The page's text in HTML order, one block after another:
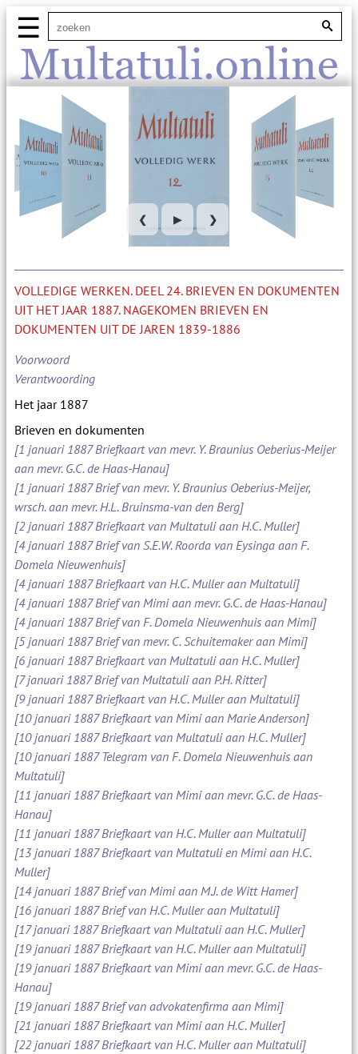
Multatuli.online
☰
❮ ▶ ❯
VOLLEDIGE WERKEN. DEEL 24. BRIEVEN EN DOKUMENTEN
UIT HET JAAR 1887. NAGEKOMEN BRIEVEN EN
DOKUMENTEN UIT DE JAREN 1839-1886
Voorwoord
Verantwoording
Het jaar 1887
Brieven en dokumenten
[1 januari 1887 Briefkaart van mevr. Y. Braunius Oeberius-Meijer
aan mevr. G.C. de Haas-Hanau]
[1 januari 1887 Brief van mevr. Y. Braunius Oeberius-Meijer,
wrsch. aan mevr. H.L. Bruinsma-van den Berg]
[2 januari 1887 Briefkaart van Multatuli aan H.C. Muller]
[4 januari 1887 Brief van S.E.W. Roorda van Eysinga aan F.
Domela Nieuwenhuis]
[4 januari 1887 Briefkaart van H.C. Muller aan Multatuli]
[4 januari 1887 Brief van Mimi aan mevr. G.C. de Haas-Hanau]
[4 januari 1887 Brief van F. Domela Nieuwenhuis aan Mimi]
[5 januari 1887 Brief van mevr. C. Schuitemaker aan Mimi]
[6 januari 1887 Briefkaart van Multatuli aan H.C. Muller]
[7 januari 1887 Brief van Multatuli aan P.H. Ritter]
[9 januari 1887 Briefkaart van H.C. Muller aan Multatuli]
[10 januari 1887 Briefkaart van Mimi aan Marie Anderson]
[10 januari 1887 Briefkaart van Multatuli aan H.C. Muller]
[10 januari 1887 Telegram van F. Domela Nieuwenhuis aan
Multatuli]
[11 januari 1887 Briefkaart van Mimi aan mevr. G.C. de Haas-
Hanau]
[11 januari 1887 Briefkaart van H.C. Muller aan Multatuli]
[13 januari 1887 Briefkaart van Multatuli en Mimi aan H.C.
Muller]
[14 januari 1887 Brief van Mimi aan M.J. de Witt Hamer]
[16 januari 1887 Brief van H.C. Muller aan Multatuli]
[17 januari 1887 Briefkaart van Multatuli aan H.C. Muller]
[19 januari 1887 Briefkaart van H.C. Muller aan Multatuli]
[19 januari 1887 Briefkaart van Mimi aan mevr. G.C. de Haas-
Hanau]
[19 januari 1887 Brief van advokatenfirma aan Mimi]
[21 januari 1887 Briefkaart van Mimi aan H.C. Muller]
[22 januari 1887 Briefkaart van H.C. Muller aan Multatuli]